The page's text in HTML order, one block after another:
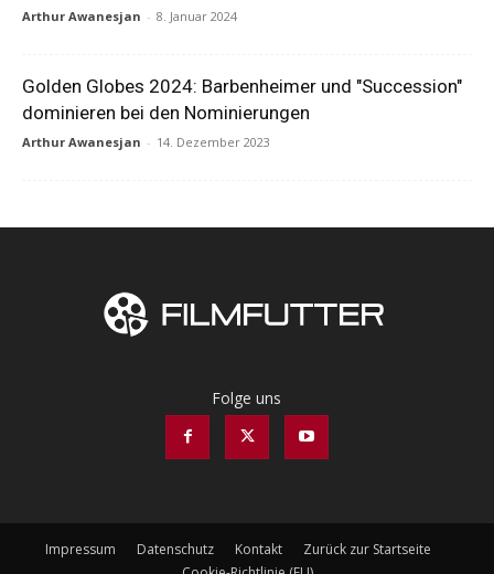
Arthur Awanesjan - 8. Januar 2024
Golden Globes 2024: Barbenheimer und "Succession"
dominieren bei den Nominierungen
Arthur Awanesjan - 14. Dezember 2023
Folge uns
Impressum Datenschutz Kontakt
Zurück zur Startseite